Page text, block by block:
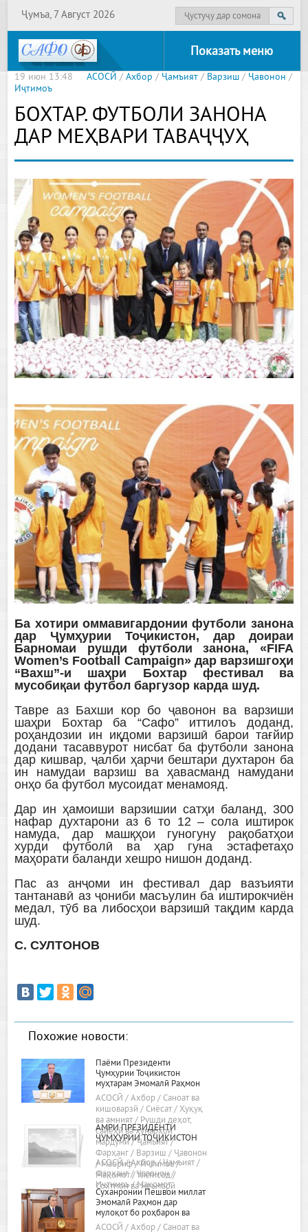
Ҷумъа, 7 Август 2026
Показать меню
19 июн 13:48 АСОСӢ /Ахбор / Ҷамъият / Варзиш / Ҷавонон /
Иҷтимоъ
БОХТАР. ФУТБОЛИ ЗАНОНА
ДАР МЕҲВАРИ ТАВАҶҶУҲ
Ба хотири оммавигардонии футболи занона
дар Ҷумҳурии Тоҷикистон, дар доираи
Барномаи рушди футболи занона, «FIFA
Women’s Football Campaign» дар варзишгоҳи
“Вахш”-и шаҳри Бохтар фестивал ва
мусобиқаи футбол баргузор карда шуд.
Тавре аз Бахши кор бо ҷавонон ва варзиши
шаҳри Бохтар ба “Сафо” иттилоъ доданд,
роҳандозии ин иқдоми варзишӣ барои тағйир
додани тасаввурот нисбат ба футболи занона
дар кишвар, ҷалби ҳарчи бештари духтарон ба
ин намудаи варзиш ва ҳавасманд намудани
онҳо ба футбол мусоидат менамояд.
Дар ин ҳамоиши варзишии сатҳи баланд, 300
нафар духтарони аз 6 то 12 – сола иштирок
намуда, дар машқҳои гуногуну рақобатҳои
хурди футболӣ ва ҳар гуна эстафетаҳо
маҳорати баланди хешро нишон доданд.
Пас аз анҷоми ин фестивал дар вазъияти
тантанавӣ аз ҷониби масъулин ба иштирокчиён
медал, тӯб ва либосҳои варзишӣ тақдим карда
шуд.
С. СУЛТОНОВ
Похожие новости:
Паёми Президенти
Ҷумҳурии Тоҷикистон
муҳтарам Эмомалӣ Раҳмон
«Дар бораи самтҳои асосии
сиёсати дохилӣ ва хориҷии
ҷумҳурӣ»
АСОСӢ / Ахбор / Саноат ва
кишоварзӣ / Сиёсат / Ҳуқуқ
ва амният / Рушди деҳот,
сайёҳӣ ва ҳунарҳои
мардумӣ / Ҷамъият /
Фарҳанг / Варзиш / Ҷавонон
/ Маориф / Иҷтимоъ /
Мақомот / Иқтисод /
Сохтмон ва меъморӣ
АМРИ ПРЕЗИДЕНТИ
ҶУМҲУРИИ ТОҶИКИСТОН
АСОСӢ / Ахбор / Ҷамъият /
Фарҳанг / Ҷавонон /
Иҷтимоъ / Мақомот
Суханронии Пешвои миллат
Эмомалӣ Раҳмон дар
мулоқот бо роҳбарон ва
фаъолони вилояти Хатлон
АСОСӢ / Ахбор / Саноат ва